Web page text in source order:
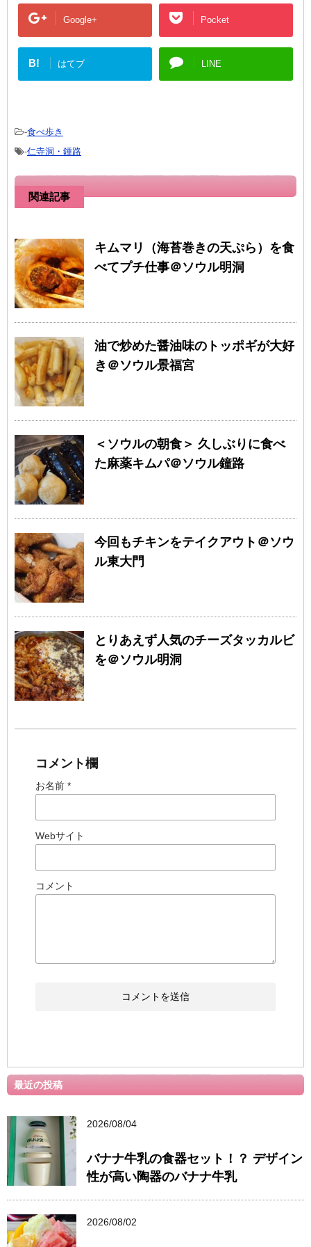
Google+ Pocket
B! はてブ LINE
-食べ歩き
-仁寺洞・鍾路
関連記事
キムマリ（海苔巻きの天ぷら）を食
べてプチ仕事＠ソウル明洞
油で炒めた醤油味のトッポギが大好
き＠ソウル景福宮
＜ソウルの朝食＞ 久しぶりに食べ
た麻薬キムパ＠ソウル鐘路
今回もチキンをテイクアウト＠ソウ
ル東大門
とりあえず人気のチーズタッカルビ
を＠ソウル明洞
コメント欄
お名前 *
Webサイト
コメント
最近の投稿
2026/08/04
バナナ牛乳の食器セット！？ デザイン
性が高い陶器のバナナ牛乳
2026/08/02